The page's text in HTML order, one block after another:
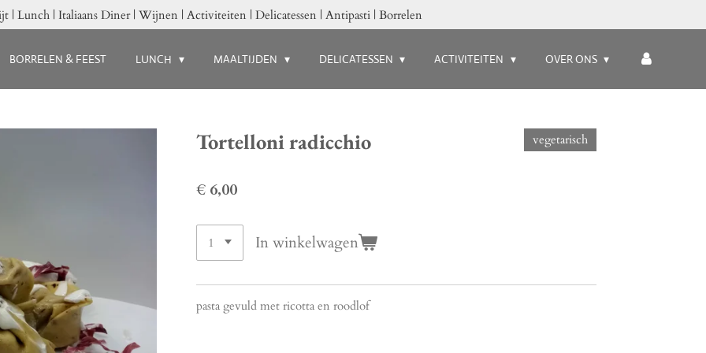
| Lunch | Italiaans Diner | Wijnen | Activiteiten | Delicatessen | Antipasti | Borrelen
BORRELEN & FEEST LUNCH MAALTIJDEN DELICATESSEN ACTIVITEITEN OVER ONS
Tortelloni radicchio vegetarisch
€ 6,00
In winkelwagen
pasta gevuld met ricotta en roodlof